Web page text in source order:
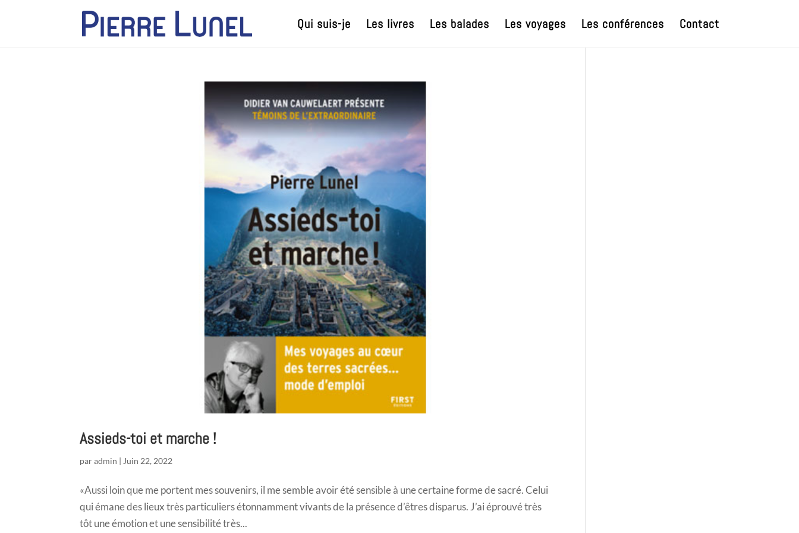
Qui suis-je Les livres Les balades Les voyages Les conférences Contact
Assieds-toi et marche !
paradmin | Juin 22, 2022
«Aussi loin que me portent mes souvenirs, il me semble avoir été sensible à une certaine forme de sacré. Celui
qui émane des lieux très particuliers étonnamment vivants de la présence d’êtres disparus. J’ai éprouvé très
tôt une émotion et une sensibilité très...